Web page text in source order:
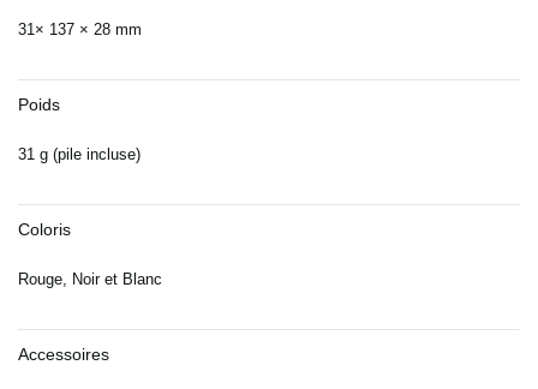
31× 137 × 28 mm
Poids
31 g (pile incluse)
Coloris
Rouge, Noir et Blanc
Accessoires